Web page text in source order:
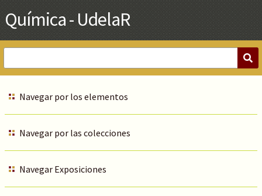
Navegar por los elementos
Navegar por las colecciones
Navegar Exposiciones